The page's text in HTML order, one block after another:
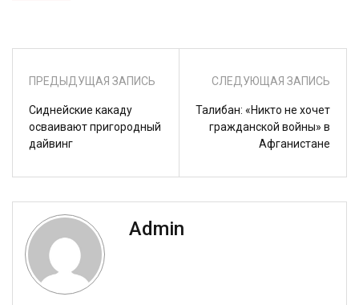
ПРЕДЫДУЩАЯ ЗАПИСЬ
Сиднейские какаду
осваивают пригородный
дайвинг
СЛЕДУЮЩАЯ ЗАПИСЬ
Талибан: «Никто не хочет
гражданской войны» в
Афганистане
Admin